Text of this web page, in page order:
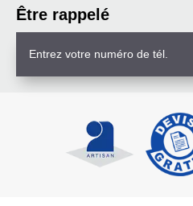
Être rappelé